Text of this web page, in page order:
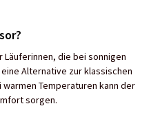
Läuferinnen, die bei sonnigen
Alternative zur klassischen
Temperaturen kann der
sorgen.